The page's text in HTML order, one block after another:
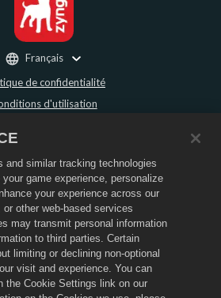
de confidentialité
d'utilisation
de remboursement
de cookies
de la boutique
Assistance du jeu
des cookies
City et le logo Dragon City sont des marques
Tous droits réservés. La boutique Dragon City est
sont uniquement valides dans le jeu Dragon
des offres varient en fonction des régions.
Français
and similar tracking technologies
your game experience, personalize
your experience across our
other web-based services
may transmit personal information
to third parties. Certain
limiting or declining non-optional
visit and experience. You can
the Cookie Settings link on our